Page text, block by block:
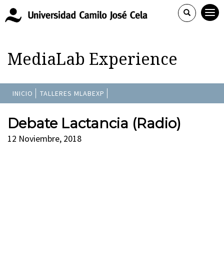
MediaLab Experience
INICIO TALLERES MLABEXP
Debate Lactancia (Radio)
12 Noviembre, 2018